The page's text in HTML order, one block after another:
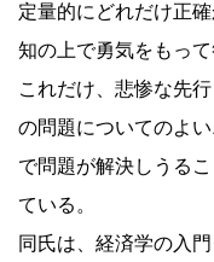
定量的にどれだけ正
知の上で勇気をもっ
これだけ、悲惨な先
の問題についてのよ
で問題が解決しうる
ている。
同氏は、経済学の入